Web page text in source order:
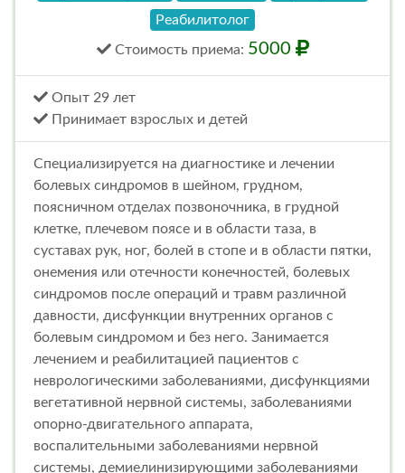
Реабилитолог
Стоимость приема: 5000
Опыт 29 лет
Принимает взрослых и детей
Специализируется на диагностике и лечении
болевых синдромов в шейном, грудном,
поясничном отделах позвоночника, в грудной
клетке, плечевом поясе и в области таза, в
суставах рук, ног, болей в стопе и в области пятки,
онемения или отечности конечностей, болевых
синдромов после операций и травм различной
давности, дисфункции внутренних органов с
болевым синдромом и без него. Занимается
лечением и реабилитацией пациентов с
неврологическими заболеваниями, дисфункциями
вегетативной нервной системы, заболеваниями
опорно-двигательного аппарата,
воспалительными заболеваниями нервной
системы, демиелинизирующими заболеваниями